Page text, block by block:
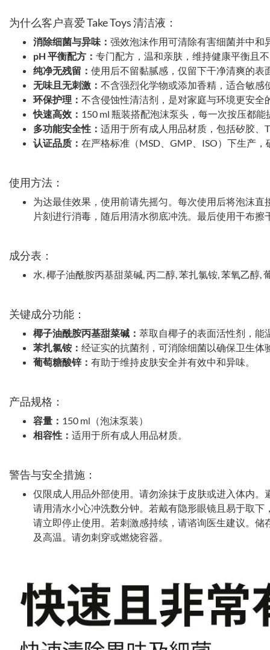
为什么客户喜爱 Take Toys 清洁液：
消除细菌与异味： 强效泡沫作用可清除有害细菌并中和
pH 平衡配方： 专门配方，温和亲肤，维持健康平衡且
纯净无残留： 使用后不留黏腻感，仅留下干净清爽的表
无味且无刺激： 不含强烈化学物或添加香精，适合敏感
环保护理： 不含侵蚀性清洁剂，是对家庭与环境更安全
快速高效： 150 ml 瓶装搭配泡沫泵头，每一次按压都能
多功能安全性： 适用于所有成人用品材质，包括矽胶、
认证品质： 在严格标准（MSD、GMP、ISO）下生产，
使用方法：
为达最佳效果，使用前请先摇匀。每次使用后将泡沫
片刻进行消毒，随后用清水彻底冲洗。最后使用干布
成分表：
水, 椰子油酰胺丙基甜菜碱, 丙二醇, 苯扎氯铵, 苯氧乙醇,
关键成分功能：
椰子油酰胺丙基甜菜碱： 萃取自椰子的表面活性剂，能
苯扎氯铵： 经证实的抗菌剂，可消除细菌以确保卫生体
葡萄糖酸锌： 有助于维持皮肤安全并有效中和异味。
产品规格：
容量： 150 ml（泡沫泵装）
相容性： 适用于所有成人用品材质。
警告与安全措施：
仅限成人用品外部使用。请勿涂抹于皮肤或进入体内
请用清水小心冲洗数分钟。若戴有隐形眼镜且易于取
请立即停止使用。若刺激感持续，请谘询医生建议。
及高温。请勿刺穿或燃烧容器。